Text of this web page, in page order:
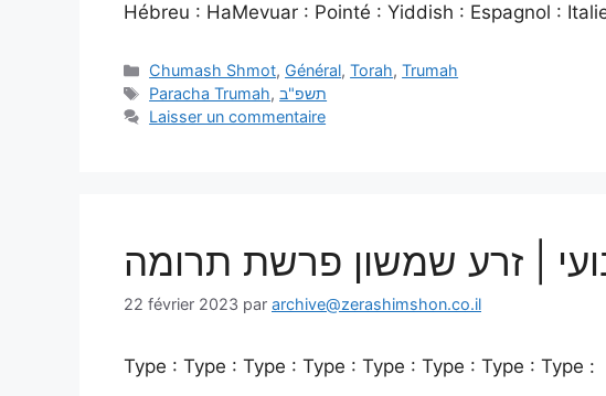
Hébreu : HaMevuar : Pointé : Yiddish : Espagnol :
Chumash Shmot, Général,Torah,Trumah
Paracha Trumah,תשפ"ב
Laisser un commentaire
| זרע שמשון פרשת תרומה
22 février 2023 par archive@zerashimshon.co.il
Type : Type : Type : Type : Type : Type : Type : Type :